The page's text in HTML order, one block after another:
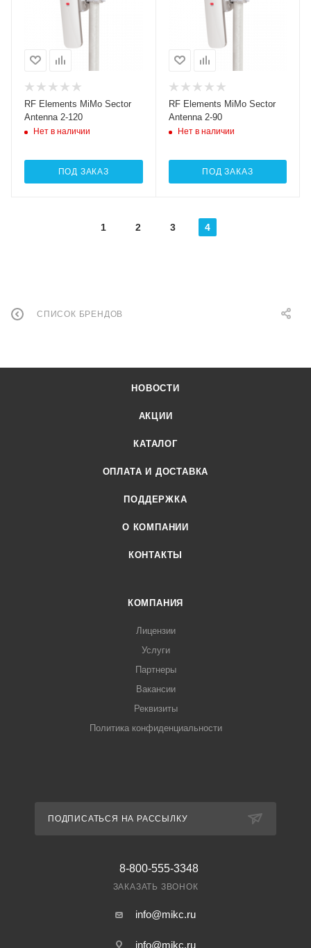
RF Elements MiMo Sector
Antenna 2-120
Нет в наличии
ПОД ЗАКАЗ
RF Elements MiMo Sector
Antenna 2-90
Нет в наличии
ПОД ЗАКАЗ
1 2 3 4
СПИСОК БРЕНДОВ
НОВОСТИ
АКЦИИ
КАТАЛОГ
ОПЛАТА И ДОСТАВКА
ПОДДЕРЖКА
О КОМПАНИИ
КОНТАКТЫ
КОМПАНИЯ
Лицензии
Услуги
Партнеры
Вакансии
Реквизиты
Политика конфиденциальности
ПОДПИСАТЬСЯ НА РАССЫЛКУ
8-800-555-3348
ЗАКАЗАТЬ ЗВОНОК
info@mikc.ru
info@mikc.ru